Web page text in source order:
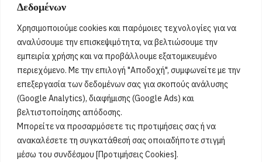
Δεδομένων
Χρησιμοποιούμε cookies και παρόμοιες τεχνολογίες για να
αναλύσουμε την επισκεψιμότητα, να βελτιώσουμε την
εμπειρία χρήσης και να προβάλλουμε εξατομικευμένο
περιεχόμενο. Με την επιλογή "Αποδοχή", συμφωνείτε με την
επεξεργασία των δεδομένων σας για σκοπούς ανάλυσης
(Google Analytics), διαφήμισης (Google Ads) και
βελτιστοποίησης απόδοσης.
Μπορείτε να προσαρμόσετε τις προτιμήσεις σας ή να
ανακαλέσετε τη συγκατάθεσή σας οποιαδήποτε στιγμή
μέσω του συνδέσμου [Προτιμήσεις Cookies].